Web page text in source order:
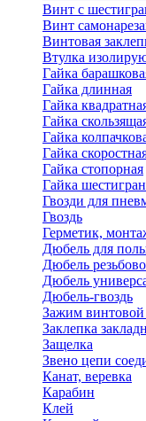
Винт с
Винт
Винтовая
Втулка
Гайка
Гайка длинная
Гайка
Гайка
Гайка
Гайка
Гайка стопорная
Гайка
Гвозди для
Гвоздь
Герметик,
Дюбель для
Дюбель
Дюбель
Дюбель-гвоздь
Зажим
Заклепка
Защелка
Звено цепи
Канат, веревка
Карабин
Клей